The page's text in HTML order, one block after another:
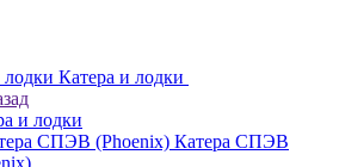
Катера и лодки
и лодки
Катера СПЭВ